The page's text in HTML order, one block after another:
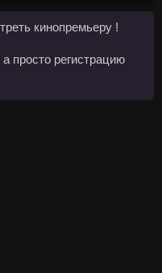
кинопремьеру !
просто регистрацию